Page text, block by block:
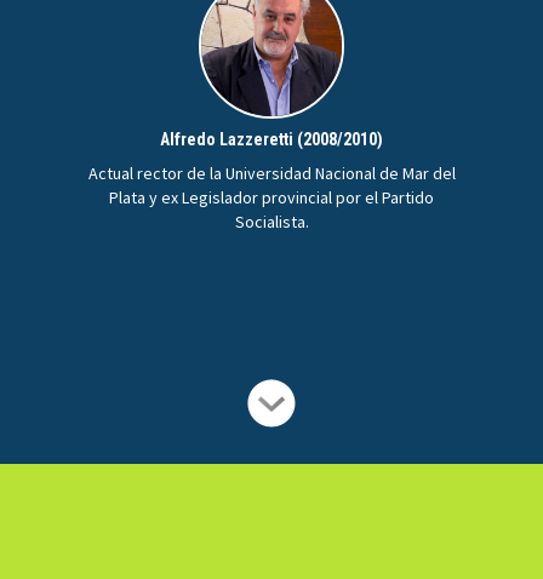
Alfredo Lazzeretti (2008/2010)
Actual rector de la Universidad Nacional de Mar del
Plata y ex Legislador provincial por el Partido
Socialista.